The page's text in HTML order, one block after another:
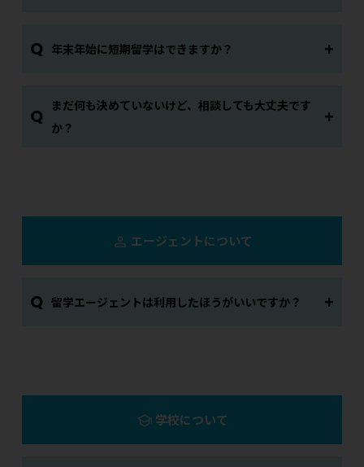
Q 年末年始に短期留学はできますか？
Q
まだ何も決めていないけど、相談しても大丈夫です
か？
エージェントについて
Q 留学エージェントは利用したほうがいいですか？
学校について